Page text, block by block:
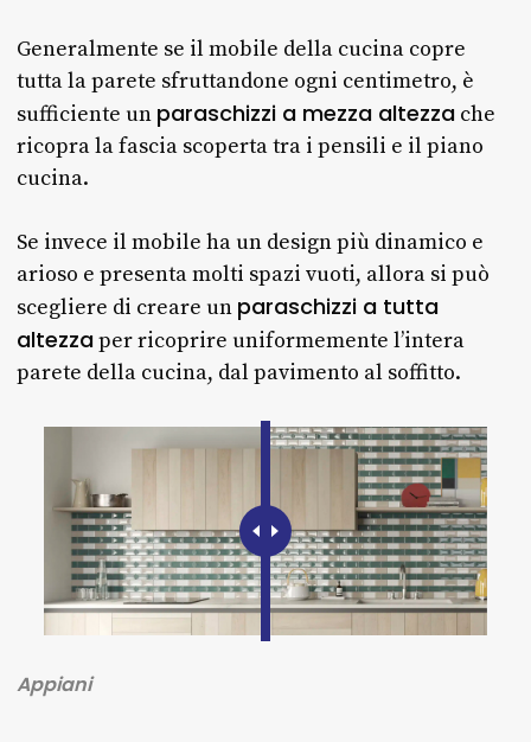
Generalmente se il mobile della cucina copre
tutta la parete sfruttandone ogni centimetro, è
sufficiente un paraschizzi a mezza altezzache
ricopra la fascia scoperta tra i pensili e il piano
cucina.
Se invece il mobile ha un design più dinamico e
arioso e presenta molti spazi vuoti, allora si può
scegliere di creare un paraschizzi a tutta
altezzaper ricoprire uniformemente l’intera
parete della cucina, dal pavimento al soffitto.
Appiani